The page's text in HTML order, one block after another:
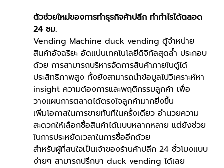
ตัวช่วยใหม่ของการทำธุรกิจค้าปลีก ทำกำไรได้ตลอด
24 ชม.
Vending Machine duck vending ตู้จำหน่าย
สินค้าอัจฉริยะ อัดแน่นเทคโนโลยีดิจิทัลสุดล้ำ ประกอบ
ด้วย การสามารถบริหารจัดการสินค้าภายในตู้ได้
ประสิทธิภาพสูง ทั้งยังสามารถนำข้อมูลไปวิเคราะห์หา
insight ความต้องการและพฤติกรรมลูกค้า เพื่อ
วางแผนการตลาดได้ตรงใจลูกค้ามากยิ่งขึ้น
เพิ่มโอกาสในการขายทันทีในครั้งเดียว อำนวยความ
สะดวกให้เลือกซื้อสินค้าได้เเบบหลากหลาย แต่ยังช่วย
ในการประหยัดเวลาในการซื้ออีกด้วย
สำหรับผู้ที่สนใจเป็นเจ้าของร้านค้าปลีก 24 ชั่วโมงแบบ
ง่ายๆ สามารถปรึกษา duck vending ได้เลย